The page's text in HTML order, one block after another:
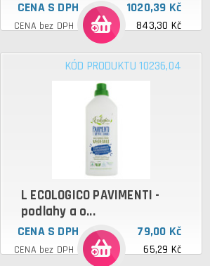
CENA S DPH 1020,39 Kč
CENA bez DPH 843,30 Kč
KÓD PRODUKTU 10236,04
L ECOLOGICO PAVIMENTI -
podlahy a o...
CENA S DPH 79,00 Kč
CENA bez DPH 65,29 Kč